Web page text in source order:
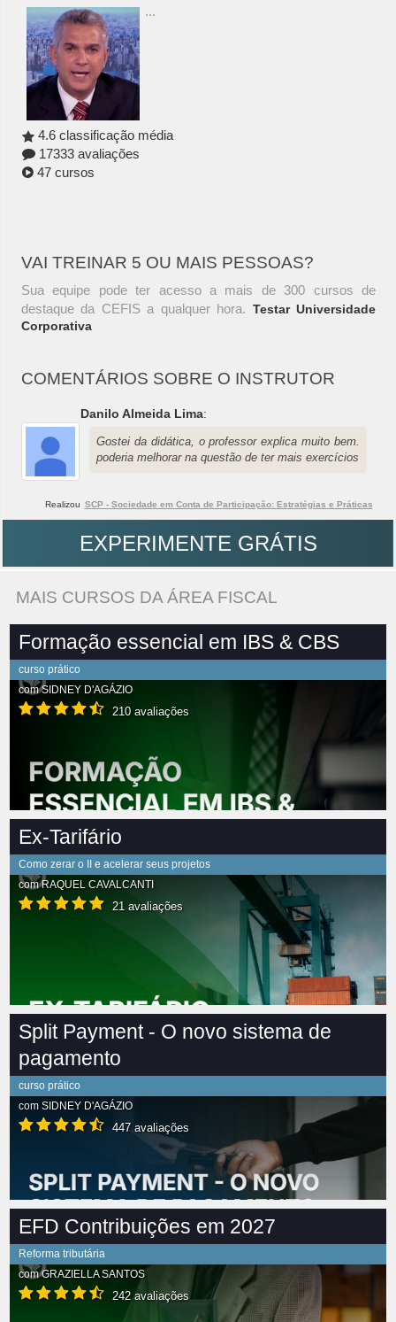
...
4.6 classificação média
17333 avaliações
47 cursos
VAI TREINAR 5 OU MAIS PESSOAS?
Sua equipe pode ter acesso a mais de 300 cursos de
destaque da CEFIS a qualquer hora. Testar Universidade
Corporativa
COMENTÁRIOS SOBRE O INSTRUTOR
Danilo Almeida Lima:
Gostei da didática, o professor explica muito bem.
poderia melhorar na questão de ter mais exercícios
Realizou SCP - Sociedade em Conta de Participação: Estratégias e Práticas
EXPERIMENTE GRÁTIS
MAIS CURSOS DA ÁREA FISCAL
Formação essencial em IBS & CBS
curso prático
comSIDNEY D'AGÁZIO
210 avaliações
Ex-Tarifário
Como zerar o II e acelerar seus projetos
comRAQUEL CAVALCANTI
21 avaliações
Split Payment - O novo sistema de
pagamento
curso prático
com SIDNEY D'AGÁZIO
447 avaliações
EFD Contribuições em 2027
Reforma tributária
comGRAZIELLA SANTOS
242 avaliações